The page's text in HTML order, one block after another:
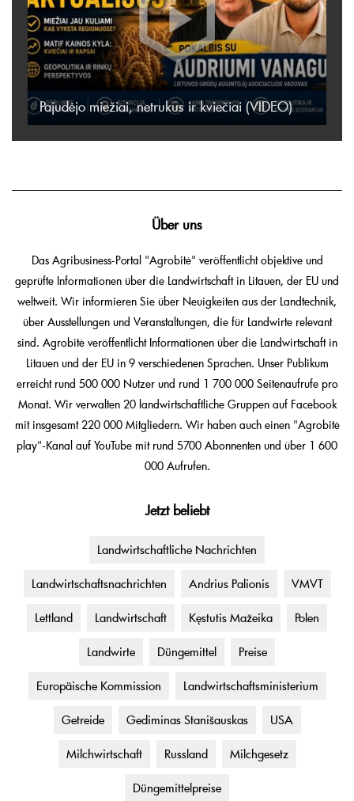
Pajudėjo miežiai, netrukus ir kviečiai (VIDEO)
Über uns
Das Agribusiness-Portal "Agrobitė" veröffentlicht objektive und
geprüfte Informationen über die Landwirtschaft in Litauen, der EU und
weltweit. Wir informieren Sie über Neuigkeiten aus der Landtechnik,
über Ausstellungen und Veranstaltungen, die für Landwirte relevant
sind. Agrobitė veröffentlicht Informationen über die Landwirtschaft in
Litauen und der EU in 9 verschiedenen Sprachen. Unser Publikum
erreicht rund 500 000 Nutzer und rund 1 700 000 Seitenaufrufe pro
Monat. Wir verwalten 20 landwirtschaftliche Gruppen auf Facebook
mit insgesamt 220 000 Mitgliedern. Wir haben auch einen "Agrobitė
play"-Kanal auf YouTube mit rund 5700 Abonnenten und über 1 600
000 Aufrufen.
Jetzt beliebt
Landwirtschaftliche Nachrichten
Landwirtschaftsnachrichten Andrius Palionis VMVT
Lettland Landwirtschaft Kęstutis Mažeika Polen
Landwirte Düngemittel Preise
Europäische Kommission Landwirtschaftsministerium
Getreide Gediminas Stanišauskas USA
Milchwirtschaft Russland Milchgesetz
Düngemittelpreise